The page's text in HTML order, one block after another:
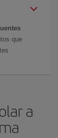
que
a